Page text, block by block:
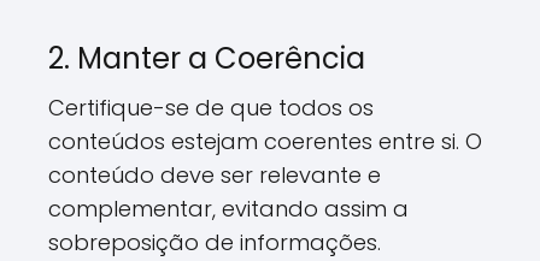
2. Manter a Coerência
Certifique-se de que todos os
conteúdos estejam coerentes entre si. O
conteúdo deve ser relevante e
complementar, evitando assim a
sobreposição de informações.